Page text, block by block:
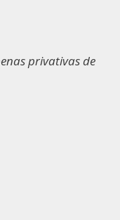
privativas de